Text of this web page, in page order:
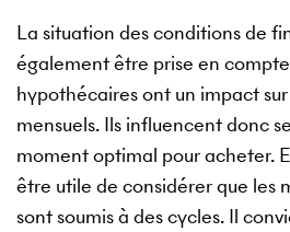
La situation des conditions de
également être prise en
hypothécaires ont un impact
mensuels. Ils influencent donc
moment optimal pour acheter.
être utile de considérer que les
sont soumis à des cycles. Il